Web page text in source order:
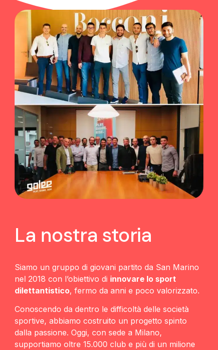
La nostra storia
Siamo un gruppo di giovani partito da San Marino
nel 2018 con l’obiettivo di innovare lo sport
dilettantistico, fermo da anni e poco valorizzato.
Conoscendo da dentro le difficoltà delle società
sportive, abbiamo costruito un progetto spinto
dalla passione. Oggi, con sede a Milano,
supportiamo oltre 15.000 club e più di un milione